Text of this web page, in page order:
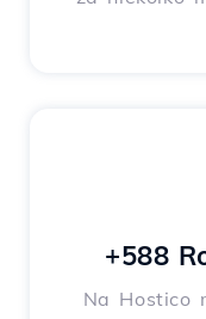
+588
Na Hostico